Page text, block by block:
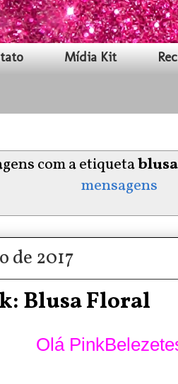
Mídia Kit
com a etiqueta
mensagens
de 2017
Blusa Floral
Olá